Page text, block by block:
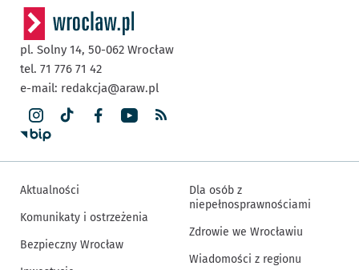
pl. Solny 14, 50-062 Wrocław
tel. 71 776 71 42
e-mail: redakcja@araw.pl
Aktualności
Komunikaty i ostrzeżenia
Bezpieczny Wrocław
Dla osób z
niepełnosprawnościami
Zdrowie we Wrocławiu
Wiadomości z regionu